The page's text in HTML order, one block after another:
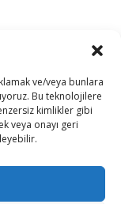
ve/veya bunlara
Bu teknolojilere
kimlikler gibi
veya onayı geri